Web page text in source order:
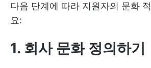
다음 단계에 따라 지원자의 문화
요:
1. 회사 문화 정의하기